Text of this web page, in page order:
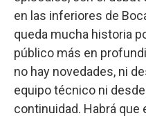
en las inferiores de
queda mucha historia
público más en
no hay novedades, ni
equipo técnico ni
continuidad. Habrá que